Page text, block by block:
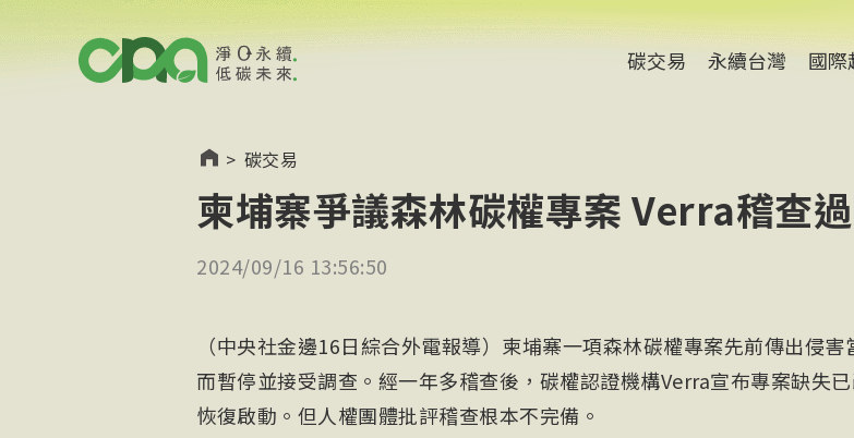
碳交易 永續台灣 國際
> 碳交易
柬埔寨爭議森林碳權專案 Verra稽查
2024/09/16 13:56:50
（中央社金邊16日綜合外電報導）柬埔寨一項森林碳權專案先前傳出侵害
而暫停並接受調查。經一年多稽查後，碳權認證機構Verra宣布專案缺失
恢復啟動。但人權團體批評稽查根本不完備。